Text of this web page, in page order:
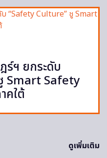
ฯ ยกระดับ
Smart Safety
คใต้
ดูเพิ่มเติม